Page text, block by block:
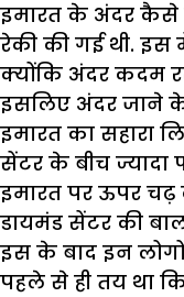
इमारत के अंदर कैसे
रेकी की गई थी. इस
क्योंकि अंदर कदम
इसलिए अंदर जाने
इमारत का सहारा
सेंटर के बीच ज्यादा
इमारत पर ऊपर चढ़
डायमंड सेंटर की
इस के बाद इन
पहले से ही तय था